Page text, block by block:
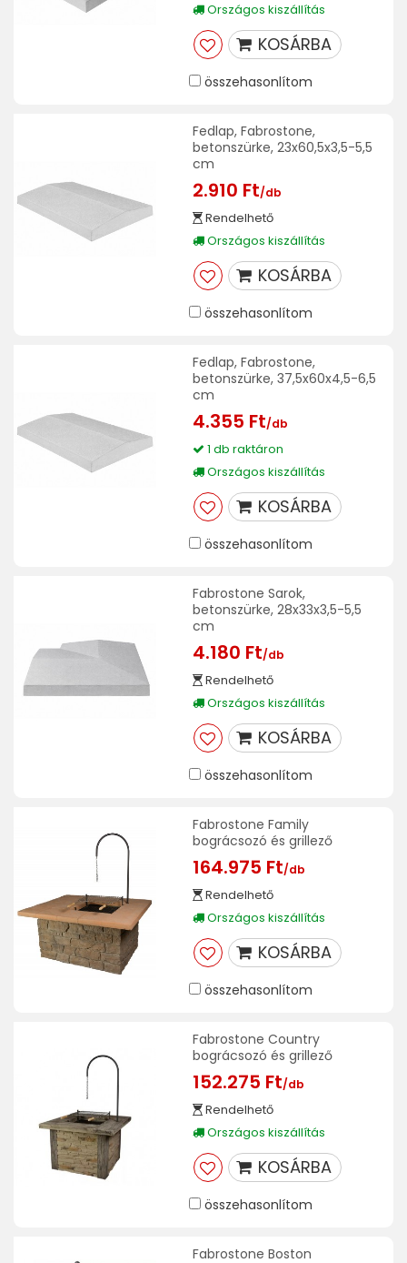
Országos kiszállítás
KOSÁRBA
összehasonlítom
Fedlap, Fabrostone,
betonszürke, 23x60,5x3,5-5,5
cm
2.910 Ft/db
Rendelhető
Országos kiszállítás
KOSÁRBA
összehasonlítom
Fedlap, Fabrostone,
betonszürke, 37,5x60x4,5-6,5
cm
4.355 Ft/db
1 db raktáron
Országos kiszállítás
KOSÁRBA
összehasonlítom
Fabrostone Sarok,
betonszürke, 28x33x3,5-5,5
cm
4.180 Ft/db
Rendelhető
Országos kiszállítás
KOSÁRBA
összehasonlítom
Fabrostone Family
bográcsozó és grillező
164.975 Ft/db
Rendelhető
Országos kiszállítás
KOSÁRBA
összehasonlítom
Fabrostone Country
bográcsozó és grillező
152.275 Ft/db
Rendelhető
Országos kiszállítás
KOSÁRBA
összehasonlítom
Fabrostone Boston